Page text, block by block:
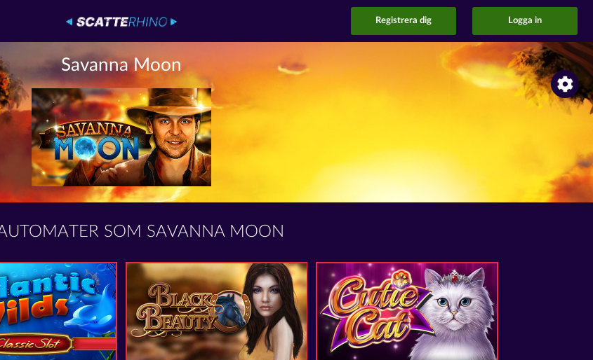
Registrera dig Logga in
Savanna Moon
SOM SAVANNA MOON